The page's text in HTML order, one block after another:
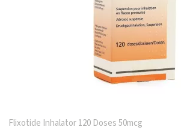
Flixotide Inhalator 120 Doses 50mcg